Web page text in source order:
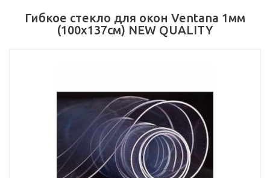
Гибкое стекло для окон Ventana 1мм
(100x137см) NEW QUALITY